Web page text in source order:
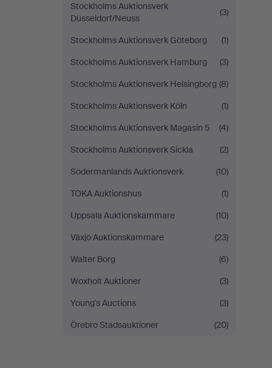
Stockholms Auktionsverk
Düsseldorf/Neuss
(3)
Stockholms Auktionsverk Göteborg
(1)
Stockholms Auktionsverk Hamburg
(3)
Stockholms Auktionsverk Helsingborg (8)
Stockholms Auktionsverk Köln
(1)
Stockholms Auktionsverk Magasin 5
(4)
Stockholms Auktionsverk Sickla
(2)
Södermanlands Auktionsverk
(10)
TOKA Auktionshus
(1)
Uppsala Auktionskammare
(10)
Växjö Auktionskammare
(23)
Walter Borg
(6)
Woxholt Auktioner
(3)
Young's Auctions
(3)
Örebro Stadsauktioner
(20)